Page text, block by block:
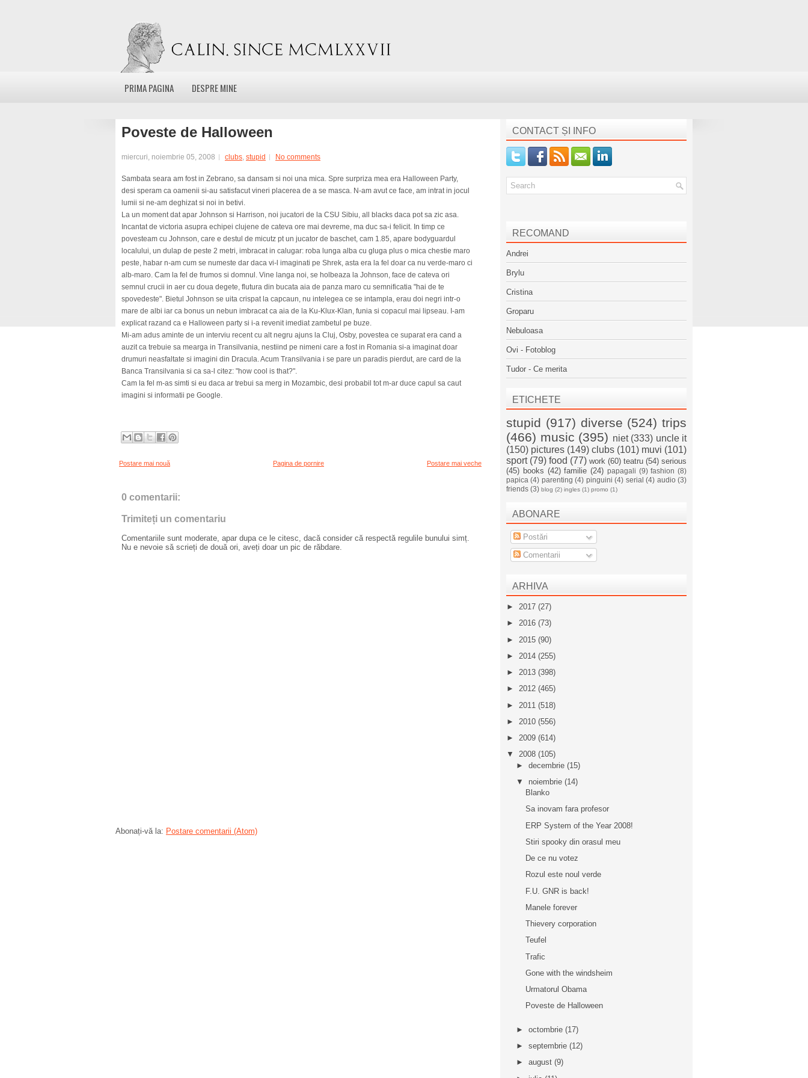
PRIMA PAGINA DESPRE MINE
Poveste de Halloween
miercuri, noiembrie 05, 2008 clubs, stupid No comments
Sambata seara am fost in Zebrano, sa dansam si noi una mica. Spre surpriza mea era Halloween Party,
desi speram ca oamenii si-au satisfacut vineri placerea de a se masca. N-am avut ce face, am intrat in jocul
lumii si ne-am deghizat si noi in betivi.
La un moment dat apar Johnson si Harrison, noi jucatori de la CSU Sibiu, all blacks daca pot sa zic asa.
Incantat de victoria asupra echipei clujene de cateva ore mai devreme, ma duc sa-i felicit. In timp ce
povesteam cu Johnson, care e destul de micutz pt un jucator de baschet, cam 1.85, apare bodyguardul
localului, un dulap de peste 2 metri, imbracat in calugar: roba lunga alba cu gluga plus o mica chestie maro
peste, habar n-am cum se numeste dar daca vi-l imaginati pe Shrek, asta era la fel doar ca nu verde-maro ci
alb-maro. Cam la fel de frumos si domnul. Vine langa noi, se holbeaza la Johnson, face de cateva ori
semnul crucii in aer cu doua degete, flutura din bucata aia de panza maro cu semnificatia "hai de te
spovedeste". Bietul Johnson se uita crispat la capcaun, nu intelegea ce se intampla, erau doi negri intr-o
mare de albi iar ca bonus un nebun imbracat ca aia de la Ku-Klux-Klan, funia si copacul mai lipseau. I-am
explicat razand ca e Halloween party si i-a revenit imediat zambetul pe buze.
Mi-am adus aminte de un interviu recent cu alt negru ajuns la Cluj, Osby, povestea ce suparat era cand a
auzit ca trebuie sa mearga in Transilvania, nestiind pe nimeni care a fost in Romania si-a imaginat doar
drumuri neasfaltate si imagini din Dracula. Acum Transilvania i se pare un paradis pierdut, are card de la
Banca Transilvania si ca sa-l citez: "how cool is that?".
Cam la fel m-as simti si eu daca ar trebui sa merg in Mozambic, desi probabil tot m-ar duce capul sa caut
imagini si informatii pe Google.
Postare mai nouă Postare mai veche
Pagina de pornire
0 comentarii:
Trimiteți un comentariu
Comentariile sunt moderate, apar dupa ce le citesc, dacă consider că respectă regulile bunului simț.
Nu e nevoie să scrieți de două ori, aveți doar un pic de răbdare.
Abonați-vă la: Postare comentarii (Atom)
CONTACT ȘI INFO
RECOMAND
Andrei
Brylu
Cristina
Groparu
Nebuloasa
Ovi - Fotoblog
Tudor - Ce merita
ETICHETE
stupid (917) diverse (524) trips
(466) music (395) niet (333) uncle it
(150) pictures (149) clubs (101) muvi (101)
sport (79) food (77) work (60) teatru (54) serious
(45) books (42) familie (24) papagali (9) fashion (8)
papica (4) parenting (4) pinguini (4) serial (4) audio (3)
friends (3) blog (2) ingles (1) promo (1)
ABONARE
Postări
Comentarii
ARHIVA
► 2017 (27)
► 2016 (73)
► 2015 (90)
► 2014 (255)
► 2013 (398)
► 2012 (465)
► 2011 (518)
► 2010 (556)
► 2009 (614)
▼ 2008 (105)
► decembrie (15)
▼ noiembrie (14)
Blanko
Sa inovam fara profesor
ERP System of the Year 2008!
Stiri spooky din orasul meu
De ce nu votez
Rozul este noul verde
F.U. GNR is back!
Manele forever
Thievery corporation
Teufel
Trafic
Gone with the windsheim
Urmatorul Obama
Poveste de Halloween
► octombrie (17)
► septembrie (12)
► august (9)